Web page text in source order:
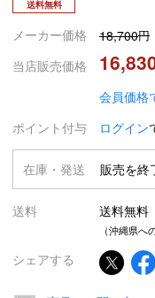
送料無料
メーカー価格
18,700
当店販売価格
会員価格
ポイント付与
ログイン
在庫・発送 販売を終
送料 送料無料
（沖縄県へ
シェアする